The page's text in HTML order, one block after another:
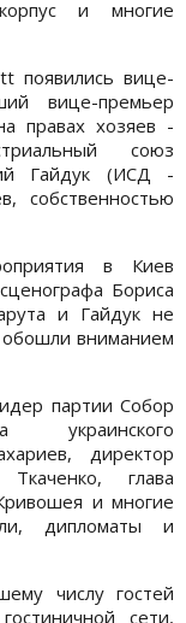
и многие
появились вице-
вице-премьер
правах хозяев -
союз
Гайдук (ИСД -
собственностью
в Киев
Бориса
и Гайдук не
обошли вниманием
партии Собор
украинского
директор
глава
и многие
дипломаты и
числу гостей
сети,